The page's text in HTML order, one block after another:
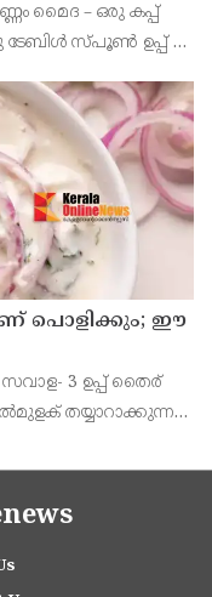
മൈദ – ഒരു കപ്പ്
ടേബിൾ സ്പൂൺ ഉപ്പ് –
പൊളിക്കും; ഈ
3 ഉപ്പ് തൈര്
തയ്യാറാക്കുന്ന